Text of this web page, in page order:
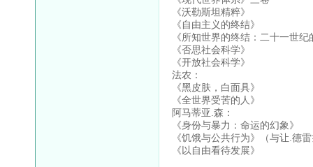
《沃勒斯坦精粹》
《自由主义的终结》
《所知世界的终结：二十一世
《否思社会科学》
《开放社会科学》
法农：
《黑皮肤，白面具》
《全世界受苦的人》
阿马蒂亚.森：
《身份与暴力：命运的幻象》
《饥饿与公共行为》（与让.德
《以自由看待发展》